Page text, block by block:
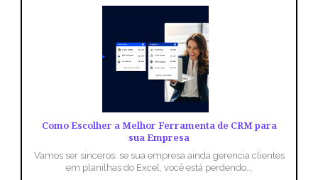
Como Escolher a Melhor Ferramenta de CRM para
sua Empresa
Vamos ser sinceros: se sua empresa ainda gerencia clientes
em planilhas do Excel, você está perdendo...